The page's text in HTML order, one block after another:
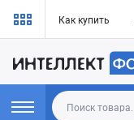
Как купить